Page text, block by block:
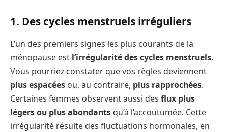
1. Des cycles menstruels irréguliers
L’un des premiers signes les plus courants de la
ménopause est l’irrégularité des cycles menstruels.
Vous pourriez constater que vos règles deviennent
plus espacées ou, au contraire, plus rapprochées.
Certaines femmes observent aussi des flux plus
légers ou plus abondants qu’à l’accoutumée. Cette
irrégularité résulte des fluctuations hormonales, en